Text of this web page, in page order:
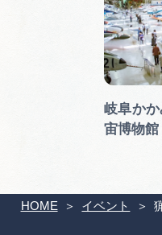
HOME イベント
岐阜か
宙博物館